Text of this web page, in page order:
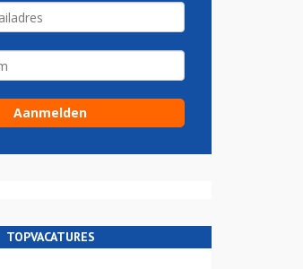
TOPVACATURES